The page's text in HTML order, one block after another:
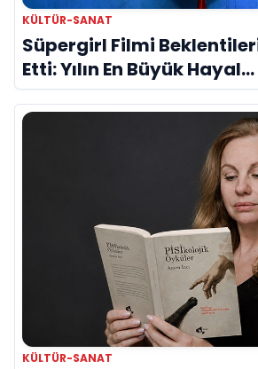
KÜLTÜR-SANAT
Süpergirl Filmi
Etti: Yılın En Büyük Hayal
Kırıklıklarından Biri mi?
KÜLTÜR-SANAT